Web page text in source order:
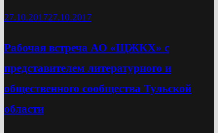
27.10.201727.10.2017
Рабочая встреча АО «ЩЖКХ» с
представителем литературного и
общественного сообщества Тульской
области